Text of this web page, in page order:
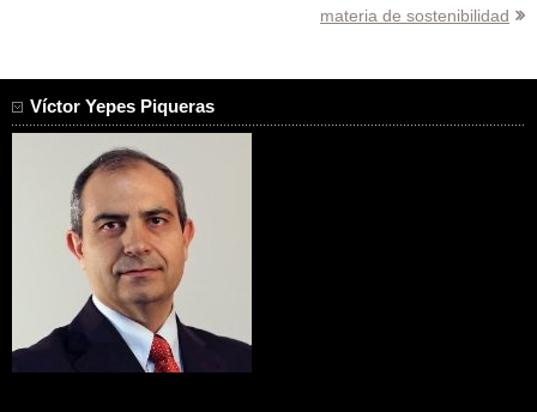
materia de sostenibilidad
Víctor Yepes Piqueras